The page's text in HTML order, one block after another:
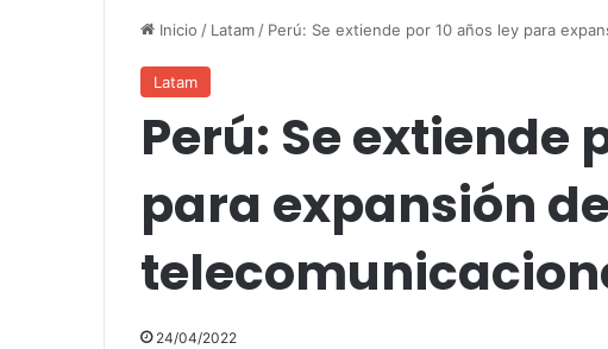
Inicio / Latam/ Perú: Se extiende por 10 años ley para
Latam
Perú: Se extiende
para expansión
24/04/2022